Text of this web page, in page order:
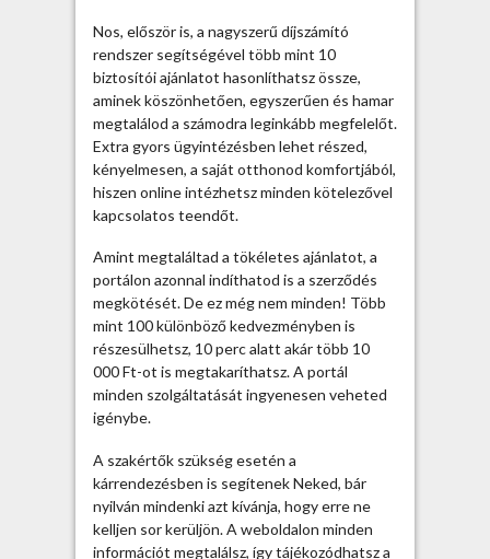
t
o
s
r
e
n
d
s
z
r
e
s
e
n
ú
j
s
z
á
m
Nos, először is, a nagyszerű díjszámító
rendszer segítségével több mint 10
biztosítói ajánlatot hasonlíthatsz össze,
aminek köszönhetően, egyszerűen és hamar
megtalálod a számodra leginkább megfelelőt.
Extra gyors ügyintézésben lehet részed,
kényelmesen, a saját otthonod komfortjából,
hiszen online intézhetsz minden kötelezővel
kapcsolatos teendőt.
Amint megtaláltad a tökéletes ajánlatot, a
portálon azonnal indíthatod is a szerződés
megkötését. De ez még nem minden! Több
mint 100 különböző kedvezményben is
részesülhetsz, 10 perc alatt akár több 10
000 Ft-ot is megtakaríthatsz. A portál
minden szolgáltatását ingyenesen veheted
igénybe.
A szakértők szükség esetén a
kárrendezésben is segítenek Neked, bár
nyilván mindenki azt kívánja, hogy erre ne
kelljen sor kerüljön. A weboldalon minden
információt megtalálsz, így tájékozódhatsz a